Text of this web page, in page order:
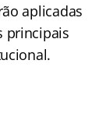
aplicadas
principais